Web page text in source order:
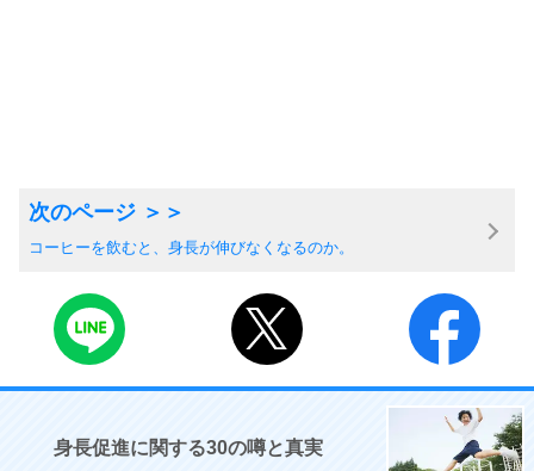
コーヒーを飲むと、身長が伸びなくなるのか。
身長促進に関する30の噂と真実